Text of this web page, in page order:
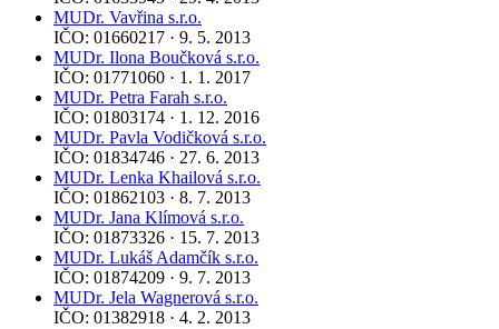
MUDr. Vavřina s.r.o.
IČO: 01660217 · 9. 5. 2013
MUDr. Ilona Boučková s.r.o.
IČO: 01771060 · 1. 1. 2017
MUDr. Petra Farah s.r.o.
IČO: 01803174 · 1. 12. 2016
MUDr. Pavla Vodičková s.r.o.
IČO: 01834746 · 27. 6. 2013
MUDr. Lenka Khailová s.r.o.
IČO: 01862103 · 8. 7. 2013
MUDr. Jana Klímová s.r.o.
IČO: 01873326 · 15. 7. 2013
MUDr. Lukáš Adamčík s.r.o.
IČO: 01874209 · 9. 7. 2013
MUDr. Jela Wagnerová s.r.o.
IČO: 01382918 · 4. 2. 2013